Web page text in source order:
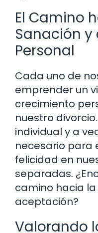
El Camino
Sanación
Personal
Cada uno de
emprender un
crecimiento
nuestro
individual y a
necesario para
felicidad en
separadas.
camino hacia
aceptación?
Valorando